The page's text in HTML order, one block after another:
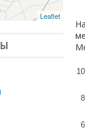
Leaflet